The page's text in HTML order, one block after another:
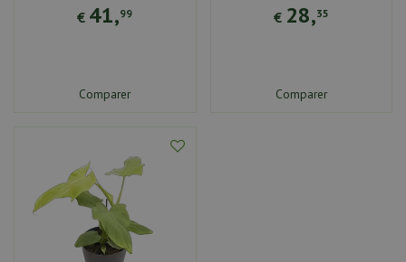
€ 41,99
Comparer
€ 28,35
Comparer